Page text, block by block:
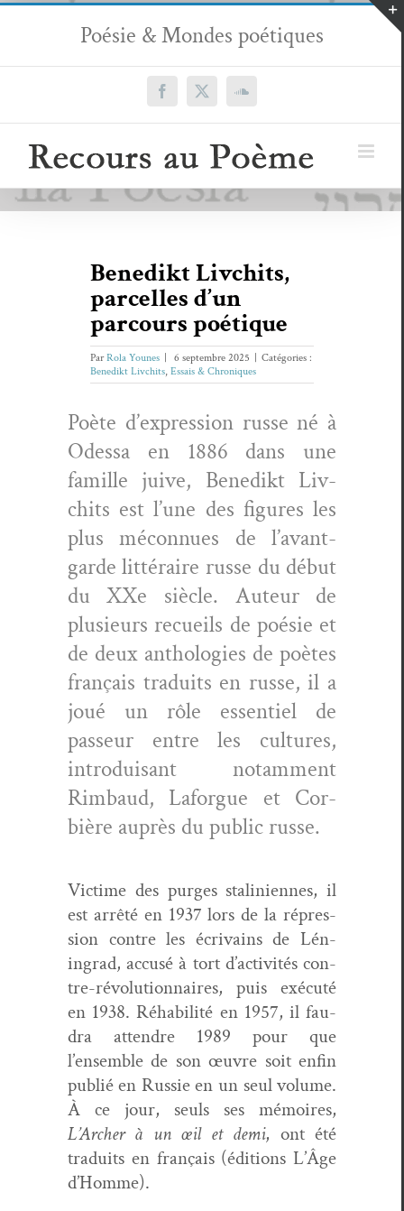
Passer
contenu
Poésie & Mondes poétiques
Facebook
X SoundCloud
Benedikt Livchits,
parcelles d’un
parcours poétique
ParRola Younes 6 septembre 2025
Catégories :
Benedikt Livchits, Essais & Chroniques
Poète d’expression russe né à
Odessa en 1886 dans une
famille juive, Benedikt Liv­
chits est l’une des fig­ures les
plus mécon­nues de l’avant-
garde lit­téraire russe du début
du XXe siè­cle. Auteur de
plusieurs recueils de poésie et
de deux antholo­gies de poètes
français traduits en russe, il a
joué un rôle essen­tiel de
passeur entre les cul­tures,
intro­duisant notam­ment
Rim­baud, Laforgue et Cor­
bière auprès du pub­lic russe.
Vic­time des purges stal­in­i­ennes, il
est arrêté en 1937 lors de la répres­
sion con­tre les écrivains de Lén­
ingrad, accusé à tort d’activités con­
tre-révo­lu­tion­naires, puis exé­cuté
en 1938. Réha­bil­ité en 1957, il fau­
dra atten­dre 1989 pour que
l’ensemble de son œuvre soit enfin
pub­lié en Russie en un seul vol­ume.
À ce jour, seuls ses mémoires,
L’Archer à un œil et demi, ont été
traduits en français (édi­tions L’Âge
d’Homme).